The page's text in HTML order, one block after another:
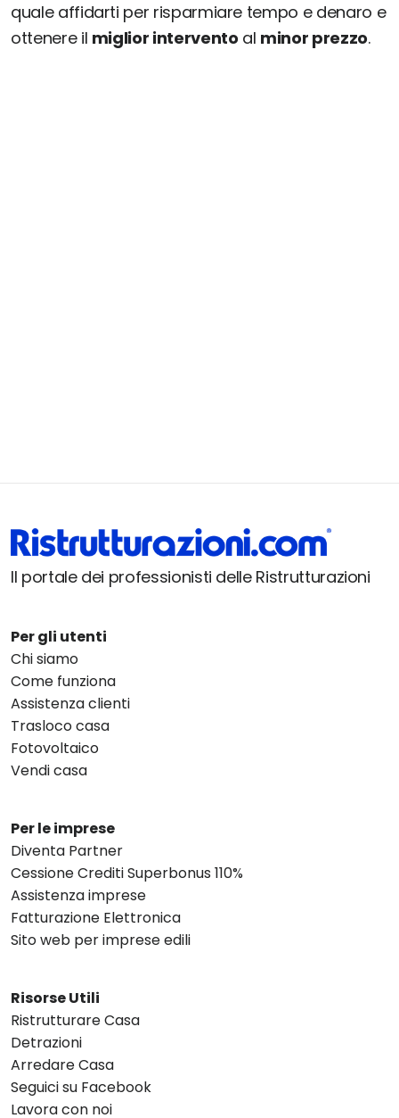
quale affidarti per risparmiare tempo e denaro e
ottenere il miglior intervento al minor prezzo.
Il portale dei professionisti delle Ristrutturazioni
Per gli utenti
Chi siamo
Come funziona
Assistenza clienti
Trasloco casa
Fotovoltaico
Vendi casa
Per le imprese
Diventa Partner
Cessione Crediti Superbonus 110%
Assistenza imprese
Fatturazione Elettronica
Sito web per imprese edili
Risorse Utili
Ristrutturare Casa
Detrazioni
Arredare Casa
Seguici su Facebook
Lavora con noi